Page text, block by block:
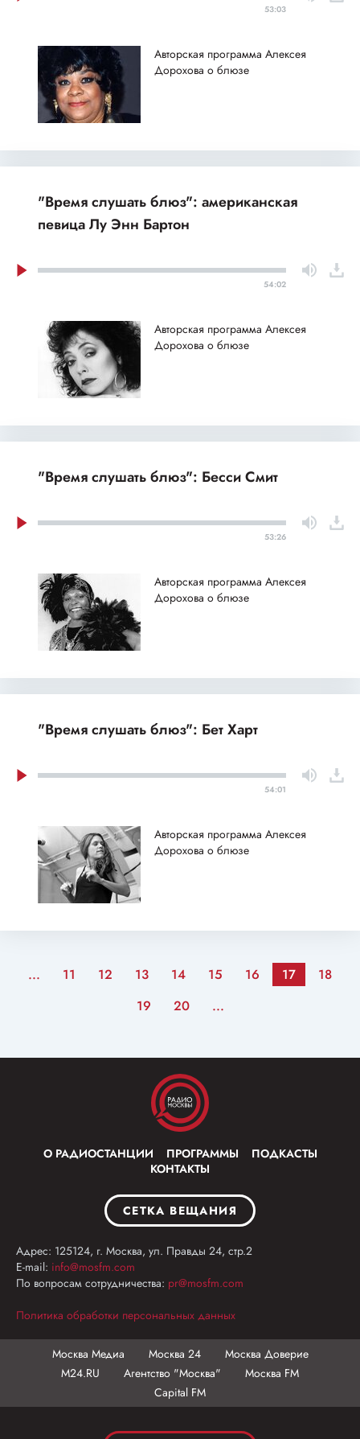
53:03
Авторская программа Алексея
Дорохова о блюзе
"Время слушать блюз": американская
певица Лу Энн Бартон
54:02
Авторская программа Алексея
Дорохова о блюзе
"Время слушать блюз": Бесси Смит
53:26
Авторская программа Алексея
Дорохова о блюзе
"Время слушать блюз": Бет Харт
54:01
Авторская программа Алексея
Дорохова о блюзе
... 11 12 13 14 15 16 17
18
19
20 ...
О РАДИОСТАНЦИИ ПРОГРАММЫ
ПОДКАСТЫ
КОНТАКТЫ
СЕТКА ВЕЩАНИЯ
Адрес: 125124, г. Москва, ул. Правды 24, стр.2
E-mail: info@mosfm.com
По вопросам сотрудничества: pr@mosfm.com
Политика обработки персональных данных
Москва Медиа Москва 24
Москва Доверие
М24.RU
Агентство "Москва"
Москва FM
Capital FM